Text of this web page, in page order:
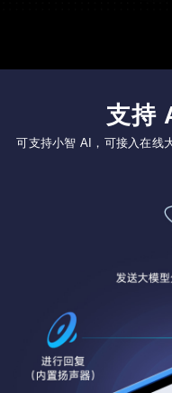
支持
可支持小智 AI，可接入在线